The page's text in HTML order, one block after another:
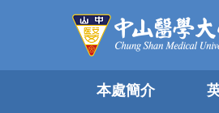
要
本處簡介